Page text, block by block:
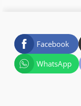
Facebook
WhatsApp